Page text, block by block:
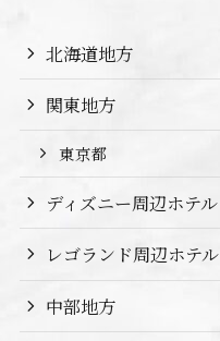
北海道地方
関東地方
東京都
ディズニー周辺ホテル
レゴランド周辺ホテル
中部地方